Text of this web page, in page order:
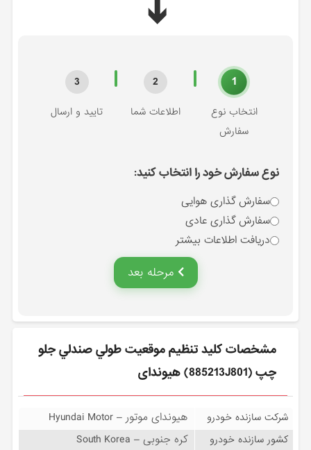
➔
1
انتخاب نوع
سفارش
2
اطلاعات شما
3
تایید و ارسال
نوع سفارش خود را انتخاب کنید:
سفارش گذاری هوایی
سفارش گذاری عادی
دریافت اطلاعات بیشتر
مرحله بعد
مشخصات كليد تنظيم موقعيت طولي صندلي جلو
چپ (885213J801) هیوندای
شرکت سازنده خودرو هیوندای موتور – Hyundai Motor
کشور سازنده خودرو کره جنوبی – South Korea